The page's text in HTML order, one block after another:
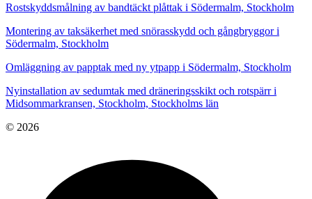
Rostskyddsmålning av bandtäckt plåttak i Södermalm, Stockholm
Montering av taksäkerhet med snörasskydd och gångbryggor i
Södermalm, Stockholm
Omläggning av papptak med ny ytpapp i Södermalm, Stockholm
Nyinstallation av sedumtak med dräneringsskikt och rotspärr i
Midsommarkransen, Stockholm, Stockholms län
© 2026